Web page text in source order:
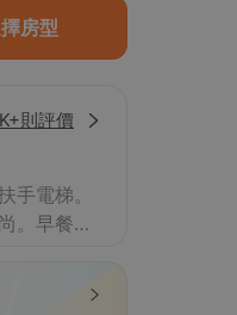
房型
則評價
手電梯。
。早餐美